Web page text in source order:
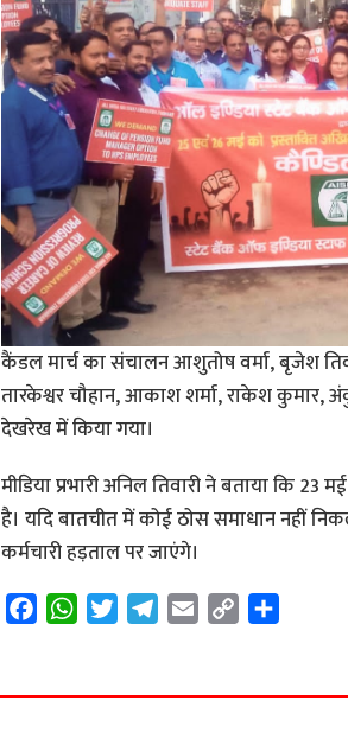
कैंडल मार्च का संचालन आशुतोष वर्मा, बृजेश
तारकेश्वर चौहान, आकाश शर्मा, राकेश
देखरेख में किया गया।
मीडिया प्रभारी अनिल तिवारी ने बताया कि
है। यदि बातचीत में कोई ठोस समाधान नहीं
कर्मचारी हड़ताल पर जाएंगे।
e
W
t
t
e
i
y
r